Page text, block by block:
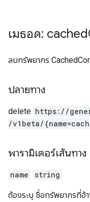
เมธอด: cached
ลบทรัพยากร
ปลายทาง
delete https: / /
/v1beta/
พารามิเตอร์เส้นทาง
name string
ต้องระบุ ชื่อทรัพยากรที่อ้